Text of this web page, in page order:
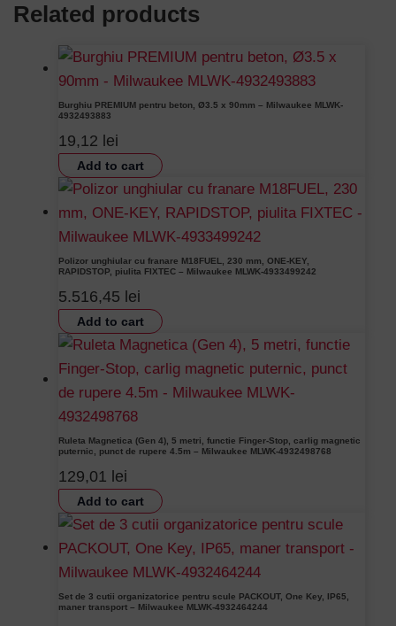
Related products
Burghiu PREMIUM pentru beton, Ø3.5 x 90mm – Milwaukee MLWK-
4932493883
19,12 lei
Add to cart
Polizor unghiular cu franare M18FUEL, 230 mm, ONE-KEY,
RAPIDSTOP, piulita FIXTEC – Milwaukee MLWK-4933499242
5.516,45 lei
Add to cart
Ruleta Magnetica (Gen 4), 5 metri, functie Finger-Stop, carlig magnetic
puternic, punct de rupere 4.5m – Milwaukee MLWK-4932498768
129,01 lei
Add to cart
Set de 3 cutii organizatorice pentru scule PACKOUT, One Key, IP65,
maner transport – Milwaukee MLWK-4932464244